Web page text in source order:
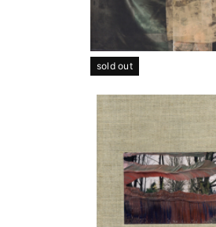
sold out